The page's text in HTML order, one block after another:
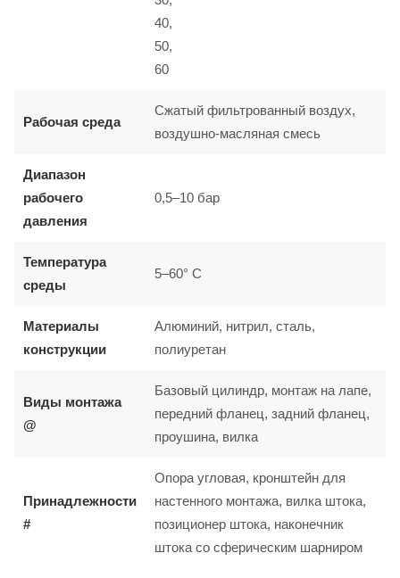
40,
50,
60
Рабочая среда
Сжатый фильтрованный воздух,
воздушно-масляная смесь
Диапазон
рабочего
давления
0,5–10 бар
Температура
среды
5–60° C
Материалы
конструкции
Алюминий, нитрил, сталь,
полиуретан
Виды монтажа
@
Базовый цилиндр, монтаж на лапе,
передний фланец, задний фланец,
проушина, вилка
Принадлежности
#
Опора угловая, кронштейн для
настенного монтажа, вилка штока,
позиционер штока, наконечник
штока со сферическим шарниром